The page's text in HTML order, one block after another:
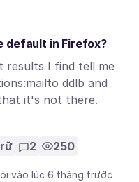
default in Firefox?
results I find tell me
ddlb and
it's not there.
2 250
vào lúc 6 tháng trước